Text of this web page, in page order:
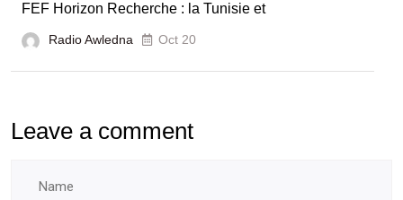
FEF Horizon Recherche : la Tunisie et
Radio Awledna Oct 20
Leave a comment